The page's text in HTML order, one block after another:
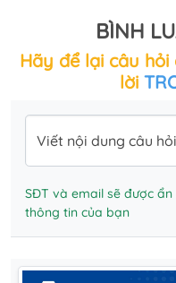
BÌNH
Hãy để lại câu
lời
Viết nội dung câu
SĐT và email sẽ được
thông tin của bạn